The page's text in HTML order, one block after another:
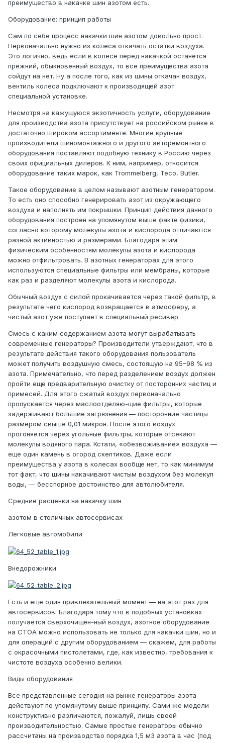
преимущество в накачке шин азотом есть.
Оборудование: принцип работы
Сам по себе процесс накачки шин азотом довольно прост.
Первоначально нужно из колеса откачать остатки воздуха.
Это логично, ведь если в колесе перед накачкой останется
прежний, обыкновенный воздух, то все преимущества азота
сойдут на нет. Ну а после того, как из шины откачан воздух,
вентиль колеса подключают к производящей азот
специальной установке.
Несмотря на кажущуюся экзотичность услуги, оборудование
для производства азота присутствует на российском рынке в
достаточно широком ассортименте. Многие крупные
производители шиномонтажного и другого авторемонтного
оборудования поставляют подобную технику в Россию через
своих официальных дилеров. К ним, например, относится
оборудование таких марок, как Trommelberg, Teco, Butler.
Такое оборудование в целом называют азотным генератором.
То есть оно способно генерировать азот из окружающего
воздуха и наполнять им покрышки. Принцип действия данного
оборудования построен на упомянутом выше факте физики,
согласно которому молекулы азота и кислорода отличаются
разной активностью и размерами. Благодаря этим
физическим особенностям молекулы азота и кислорода
можно отфильтровать. В азотных генераторах для этого
используются специальные фильтры или мембраны, которые
как раз и разделяют молекулы азота и кислорода.
Обычный воздух с силой прокачивается через такой фильтр, в
результате чего кислород возвращается в атмосферу, а
чистый азот уже поступает в специальный ресивер.
Смесь с каким содержанием азота могут вырабатывать
современные генераторы? Производители утверждают, что в
результате действия такого оборудования пользователь
может получить воздушную смесь, состоящую на 95–98 % из
азота. Примечательно, что перед разделением воздух должен
пройти еще предварительную очистку от посторонних частиц и
примесей. Для этого сжатый воздух первоначально
пропускается через маслоотделяю-щие фильтры, которые
задерживают большие загрязнения — посторонние частицы
размером свыше 0,01 микрон. После этого воздух
прогоняется через угольные фильтры, которые отсекают
молекулы водяного пара. Кстати, «обезвоживание» воздуха —
еще один камень в огород скептиков. Даже если
преимущества у азота в колесах вообще нет, то как минимум
тот факт, что шины накачивают чистым воздухом без молекул
воды, — бесспорное достоинство для автолюбителя.
Средние расценки на накачку шин
азотом в столичных автосервисах
Легковые автомобили
Внедорожники
Есть и еще один привлекательный момент — на этот раз для
автосервисов. Благодаря тому что в подобных установках
получается сверхочищен-ный воздух, азотное оборудование
на СТОА можно использовать не только для накачки шин, но и
для операций с другим оборудованием — скажем, для работы
с окрасочными пистолетами, где, как известно, требования к
чистоте воздуха особенно велики.
Виды оборудования
Все представленные сегодня на рынке генераторы азота
действуют по упомянутому выше принципу. Сами же модели
конструктивно различаются, пожалуй, лишь своей
производительностью. Самые простые генераторы обычно
рассчитаны на производство порядка 1,5 м3 азота в час (под